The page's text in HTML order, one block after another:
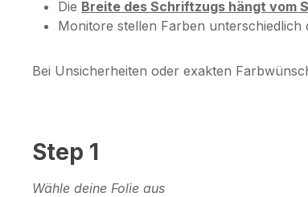
Die Breite des Schriftzugs hängt vom
Monitore stellen Farben
Bei Unsicherheiten oder exakten
Step 1
Wähle deine Folie aus